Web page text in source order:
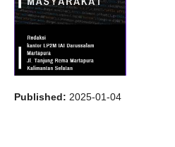
Published: 2025-01-04